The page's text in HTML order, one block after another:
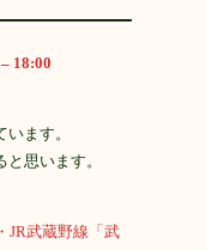
18:00
ます。
思います。
武蔵野線「武